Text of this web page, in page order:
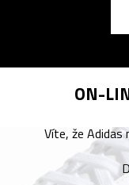
ON-
Víte, že Adidas